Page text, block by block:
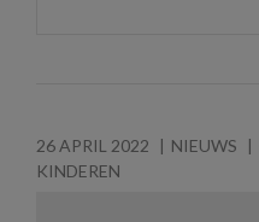
26 APRIL 2022 NIEUWS
KINDEREN